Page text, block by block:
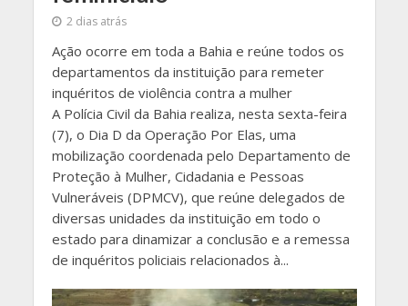
2 dias atrás
Ação ocorre em toda a Bahia e reúne todos os
departamentos da instituição para remeter
inquéritos de violência contra a mulher
A Polícia Civil da Bahia realiza, nesta sexta-feira
(7), o Dia D da Operação Por Elas, uma
mobilização coordenada pelo Departamento de
Proteção à Mulher, Cidadania e Pessoas
Vulneráveis (DPMCV), que reúne delegados de
diversas unidades da instituição em todo o
estado para dinamizar a conclusão e a remessa
de inquéritos policiais relacionados à...